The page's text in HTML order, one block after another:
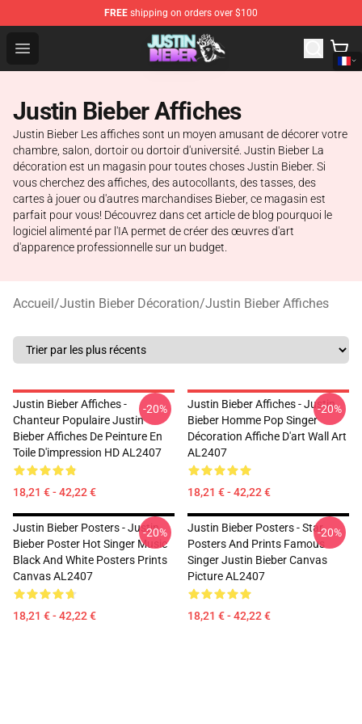
FREE shipping on orders over $100
Open menu
Justin Bieber Store - Official Justin Bieber Merchandise
Justin Bieber Affiches
Justin Bieber Les affiches sont un moyen amusant de décorer votre
chambre, salon, dortoir ou dortoir d'université. Justin Bieber La
décoration est un magasin pour toutes choses Justin Bieber. Si
vous cherchez des affiches, des autocollants, des tasses, des
cartes à jouer ou d'autres marchandises Bieber, ce magasin est
parfait pour vous! Découvrez dans cet article de blog pourquoi le
logiciel alimenté par l'IA permet de créer des œuvres d'art
d'apparence professionnelle sur un budget.
Accueil/Justin Bieber Décoration/Justin Bieber Affiches
Justin Bieber Affiches -
Chanteur Populaire Justin
Bieber Affiches De Peinture En
Toile D'impression HD AL2407
18,21 € - 42,22 €
-20%
Justin Bieber Affiches - Justin
Bieber Homme Pop Singer
Décoration Affiche D'art Wall Art
AL2407
18,21 € - 42,22 €
-20%
Justin Bieber Posters - Justin
Bieber Poster Hot Singer Music
Black And White Posters Prints
Canvas AL2407
18,21 € - 42,22 €
-20%
Justin Bieber Posters - Star
Posters And Prints Famous
Singer Justin Bieber Canvas
Picture AL2407
18,21 € - 42,22 €
-20%